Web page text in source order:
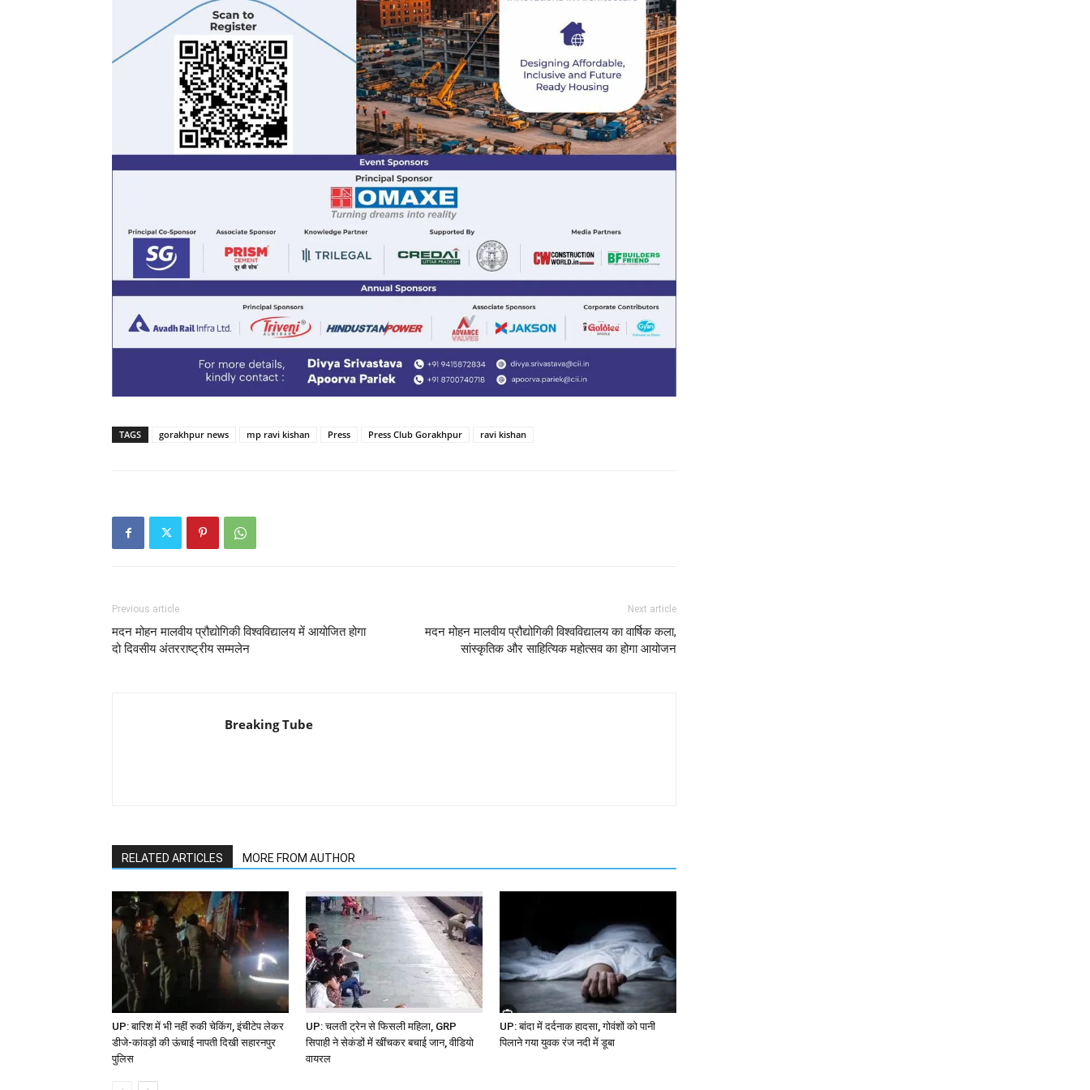
TAGS gorakhpur news mp ravi kishan Press Press Club Gorakhpur ravi kishan
Previous article
मदन मोहन मालवीय प्रौद्योगिकी विश्वविद्यालय में आयोजित होगा
दो दिवसीय अंतरराष्ट्रीय सम्मलेन
Next article
मदन मोहन मालवीय प्रौद्योगिकी विश्वविद्यालय का वार्षिक कला,
सांस्कृतिक और साहित्यिक महोत्सव का होगा आयोजन
Breaking Tube
RELATED ARTICLES MORE FROM AUTHOR
UP: बारिश में भी नहीं रुकी चेकिंग, इंचीटेप लेकर
डीजे-कांवड़ों की ऊंचाई नापती दिखी सहारनपुर
पुलिस
UP: चलती ट्रेन से फिसली महिला, GRP
सिपाही ने सेकंडों में खींचकर बचाई जान, वीडियो
वायरल
UP: बांदा में दर्दनाक हादसा, गोवंशों को पानी
पिलाने गया युवक रंज नदी में डूबा